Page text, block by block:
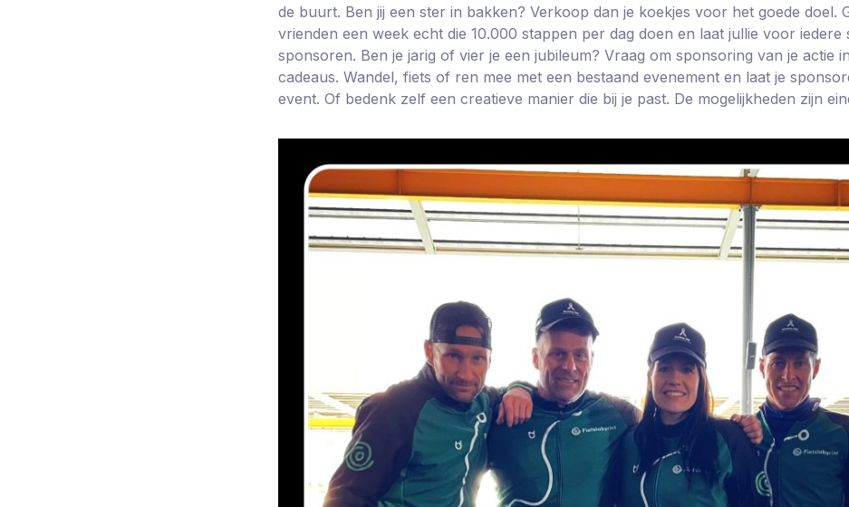
de buurt. Ben jij een ster in bakken? Verkoop dan je koekjes voor het goede doel.
vrienden een week echt die 10.000 stappen per dag doen en laat jullie voor iedere
sponsoren. Ben je jarig of vier je een jubileum? Vraag om sponsoring van je actie
cadeaus. Wandel, fiets of ren mee met een bestaand evenement en laat je
event. Of bedenk zelf een creatieve manier die bij je past. De mogelijkheden zijn